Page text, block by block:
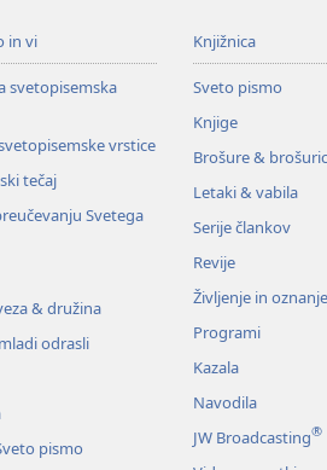
in vi
svetopisemska
vrstice
tečaj
Svetega
& družina
odrasli
pismo
Knjižnica
Sveto pismo
Knjige
Brošure &
Letaki & vabila
Serije člankov
Revije
Življenje in
Programi
Kazala
Navodila
JW Broadcasting®